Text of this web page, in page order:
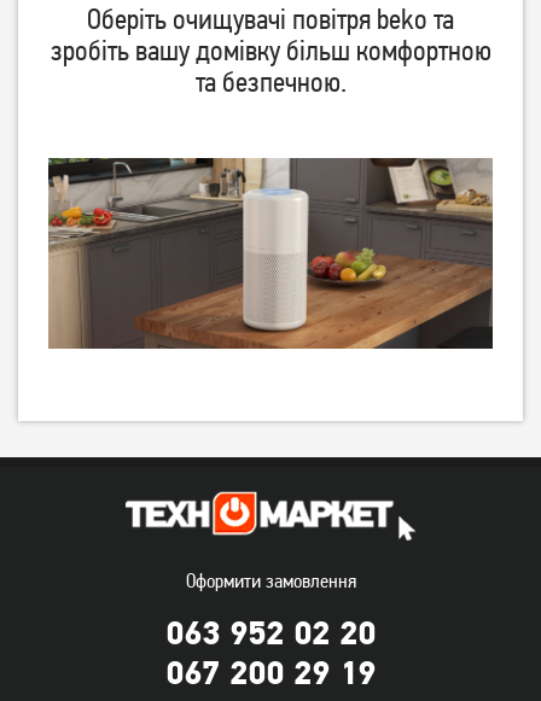
Оберіть очищувачі повітря beko та
зробіть вашу домівку більш комфортною
та безпечною.
Оформити замовлення
063 952 02 20
067 200 29 19